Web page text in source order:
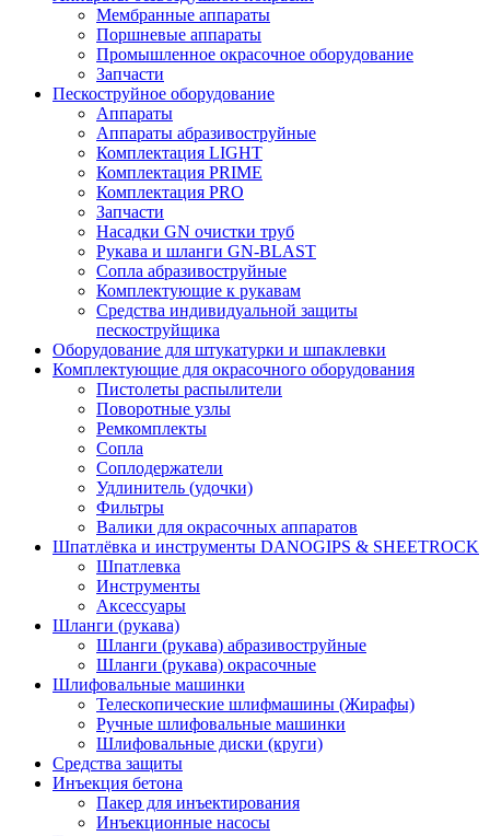
Мембранные аппараты
Поршневые аппараты
Промышленное окрасочное оборудование
Запчасти
Пескоструйное оборудование
Аппараты
Аппараты абразивоструйные
Комплектация LIGHT
Комплектация PRIME
Комплектация PRO
Запчасти
Насадки GN очистки труб
Рукава и шланги GN-BLAST
Сопла абразивоструйные
Комплектующие к рукавам
Средства индивидуальной защиты
пескоструйщика
Оборудование для штукатурки и шпаклевки
Комплектующие для окрасочного оборудования
Пистолеты распылители
Поворотные узлы
Ремкомплекты
Сопла
Соплодержатели
Удлинитель (удочки)
Фильтры
Валики для окрасочных аппаратов
Шпатлёвка и инструменты DANOGIPS & SHEETROCK
Шпатлевка
Инструменты
Аксессуары
Шланги (рукава)
Шланги (рукава) абразивоструйные
Шланги (рукава) окрасочные
Шлифовальные машинки
Телескопические шлифмашины (Жирафы)
Ручные шлифовальные машинки
Шлифовальные диски (круги)
Средства защиты
Инъекция бетона
Пакер для инъектирования
Инъекционные насосы